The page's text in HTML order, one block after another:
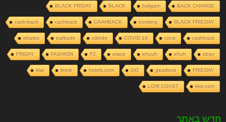
BACK CHARGE
baligam
BLACK
BLACK FRIDAY
BLACK FRIEDAY
booking
CAAHBACK
cachback
cash-back
cashback
cons
COVID 19
ctkhdo
earbuds
ebates
ebay
ehuh
ehuuh
etace
F2
FASHION
FRIDAY
FRIEDAY
gearbest
GO
hotels.com
iherb
kiwi
kiwi.com
LOW COAST
חדש באתר